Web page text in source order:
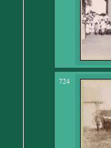
724